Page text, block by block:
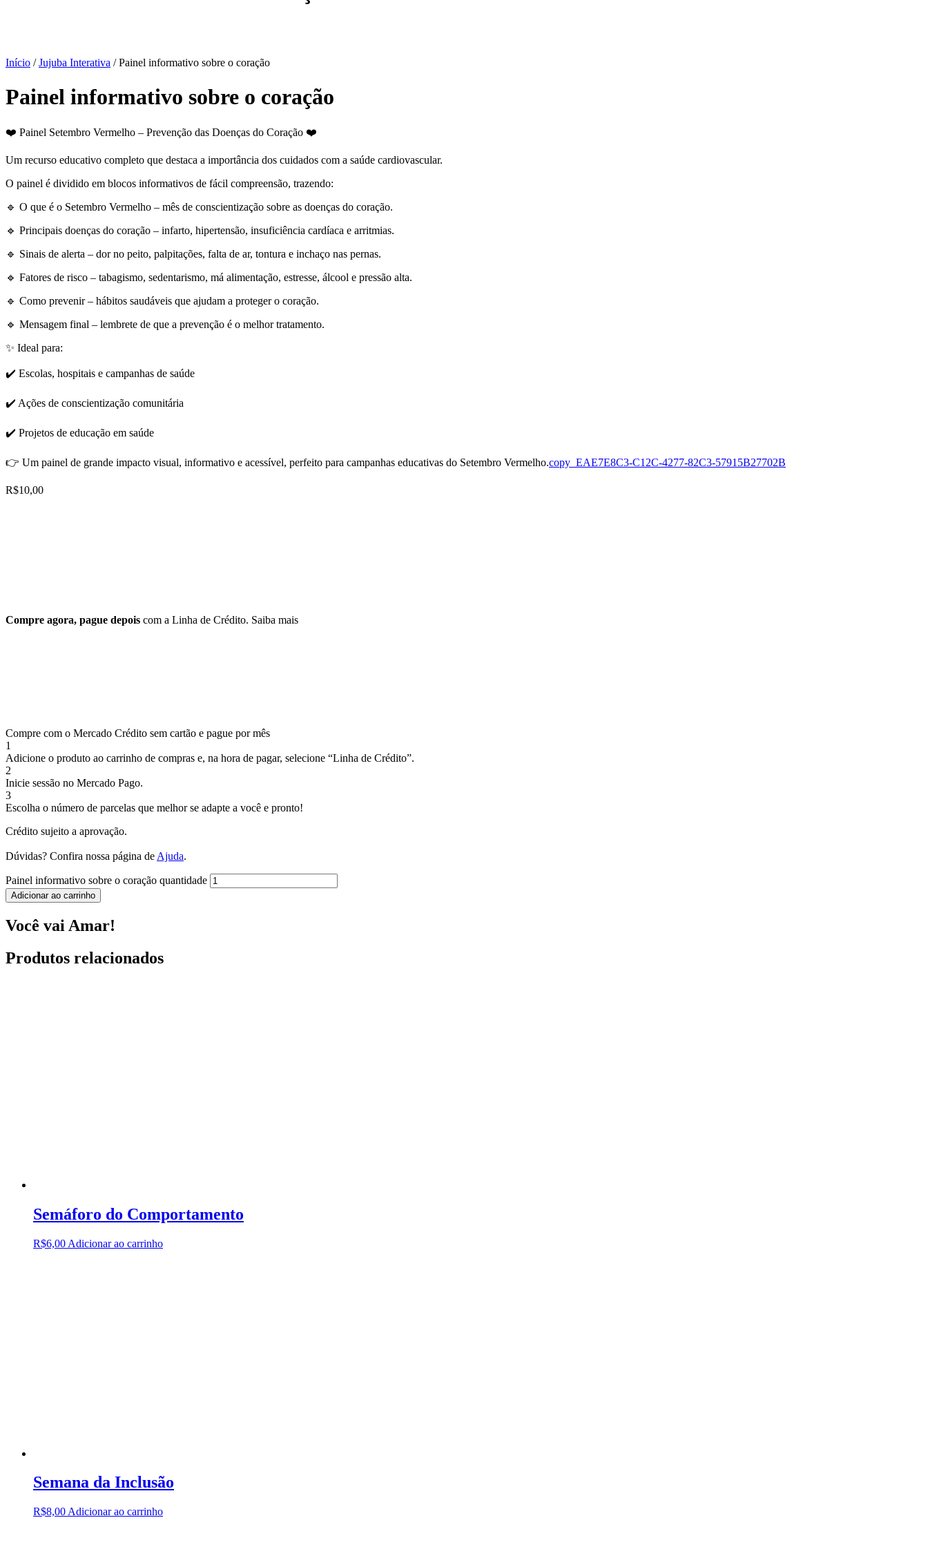
Início /Jujuba Interativa / Painel informativo sobre o coração
Painel informativo sobre o coração
❤️ Painel Setembro Vermelho – Prevenção das Doenças do Coração ❤️
Um recurso educativo completo que destaca a importância dos cuidados com a saúde cardiovascular.
O painel é dividido em blocos informativos de fácil compreensão, trazendo:
🔹 O que é o Setembro Vermelho – mês de conscientização sobre as doenças do coração.
🔹 Principais doenças do coração – infarto, hipertensão, insuficiência cardíaca e arritmias.
🔹 Sinais de alerta – dor no peito, palpitações, falta de ar, tontura e inchaço nas pernas.
🔹 Fatores de risco – tabagismo, sedentarismo, má alimentação, estresse, álcool e pressão alta.
🔹 Como prevenir – hábitos saudáveis que ajudam a proteger o coração.
🔹 Mensagem final – lembrete de que a prevenção é o melhor tratamento.
✨ Ideal para:
✔️ Escolas, hospitais e campanhas de saúde
✔️ Ações de conscientização comunitária
✔️ Projetos de educação em saúde
👉 Um painel de grande impacto visual, informativo e acessível, perfeito para campanhas educativas do Setembro Vermelho.copy_EAE7E8C3-C12C-4277-82C3-57915B27702B
R$10,00
Compre agora, pague depois com a Linha de Crédito. Saiba mais
Compre com o Mercado Crédito sem cartão e pague por mês
1
Adicione o produto ao carrinho de compras e, na hora de pagar, selecione “Linha de Crédito”.
2
Inicie sessão no Mercado Pago.
3
Escolha o número de parcelas que melhor se adapte a você e pronto!
Crédito sujeito a aprovação.
Dúvidas? Confira nossa página de Ajuda.
Painel informativo sobre o coração quantidade
Adicionar ao carrinho
Você vai Amar!
Produtos relacionados
Semáforo do Comportamento
R$6,00 Adicionar ao carrinho
Semana da Inclusão
R$8,00 Adicionar ao carrinho